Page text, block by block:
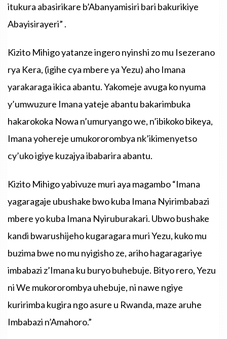
itukura abasirikare b’Abanyamisiri bari bakurikiye
Abayisirayeri” .
Kizito Mihigo yatanze ingero nyinshi zo mu Isezerano
rya Kera, (igihe cya mbere ya Yezu) aho Imana
yarakaraga ikica abantu. Yakomeje avuga ko nyuma
y’umwuzure Imana yateje abantu bakarimbuka
hakarokoka Nowa n’umuryango we, n’ibikoko bikeya,
Imana yohereje umukororombya nk’ikimenyetso
cy’uko igiye kuzajya ibabarira abantu.
Kizito Mihigo yabivuze muri aya magambo “Imana
yagaragaje ubushake bwo kuba Imana Nyirimbabazi
mbere yo kuba Imana Nyiruburakari. Ubwo bushake
kandi bwarushijeho kugaragara muri Yezu, kuko mu
buzima bwe no mu nyigisho ze, ariho hagaragariye
imbabazi z’Imana ku buryo buhebuje. Bityo rero, Yezu
ni We mukororombya uhebuje, ni nawe ngiye
kuririmba kugira ngo asure u Rwanda, maze aruhe
Imbabazi n’Amahoro.”